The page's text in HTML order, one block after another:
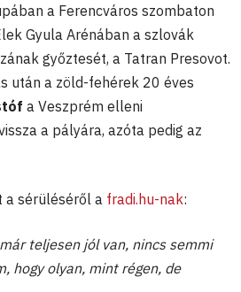
a Ferencváros szombaton
Gyula Arénában a szlovák
győztesét, a Tatran Presovot.
után a zöld-fehérek 20 éves
a Veszprém elleni
a pályára, azóta pedig az
a sérüléséről a fradi.hu-nak:
teljesen jól van, nincs semmi
hogy olyan, mint régen, de